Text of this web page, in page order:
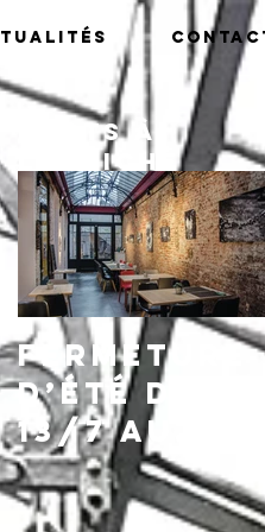
Posts à
l'affiche
Fermeture
d’été du
13/7 au
16/8,
réouvertu